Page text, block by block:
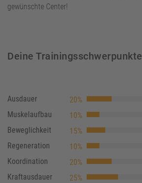
gewünschte Center!
Deine Trainingsschwerpunkte
Ausdauer
20%
Muskelaufbau
10%
Beweglichkeit
15%
Regeneration
10%
Koordination
20%
Kraftausdauer
25%